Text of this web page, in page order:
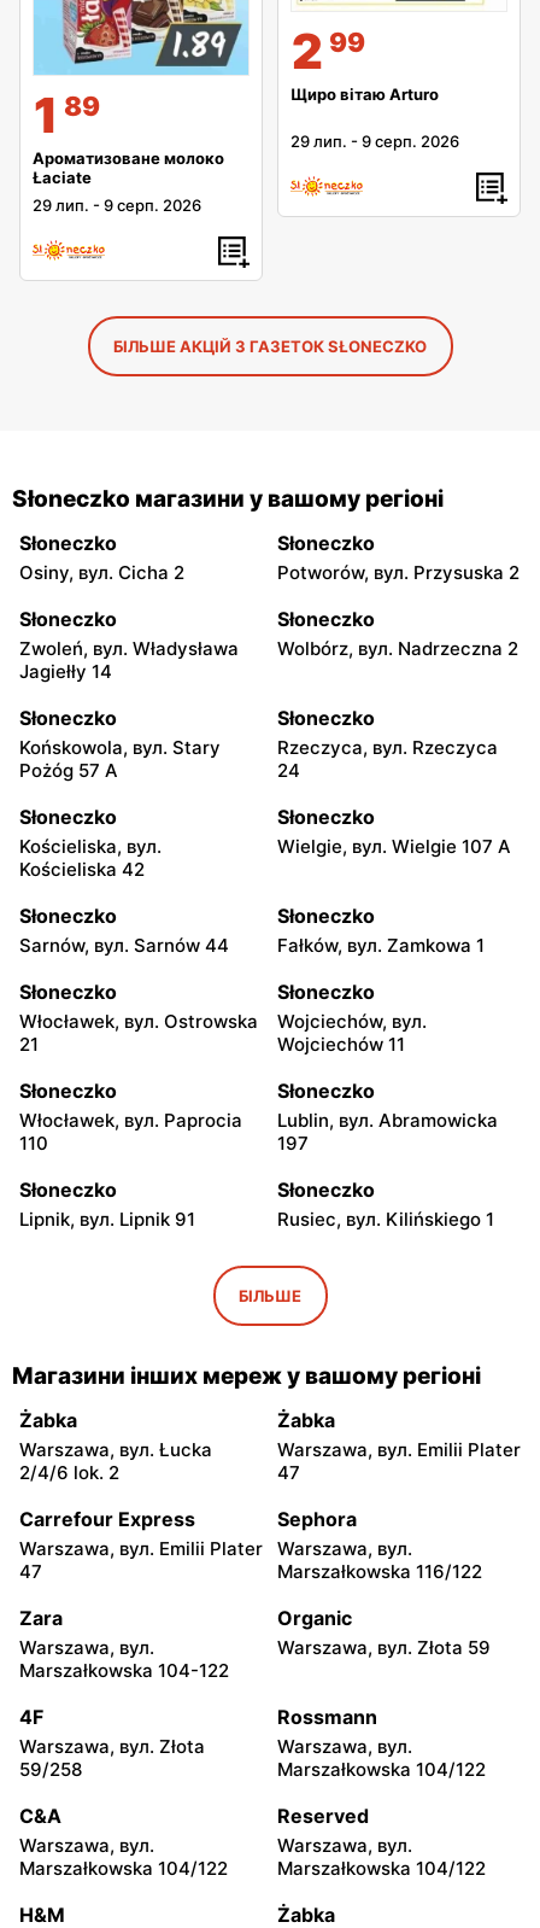
1 89
Ароматизоване молоко
Łaciate
29 лип. -9 серп. 2026
2 99
Щиро вітаю Arturo
29 лип. -9 серп. 2026
БІЛЬШЕ АКЦІЙ З ГАЗЕТОК SŁONECZKO
Słoneczko магазини у вашому регіоні
Słoneczko
Osiny, вул. Cicha 2
Słoneczko
Potworów, вул. Przysuska 2
Słoneczko
Zwoleń, вул. Władysława
Jagiełły 14
Słoneczko
Wolbórz, вул. Nadrzeczna 2
Słoneczko
Końskowola, вул. Stary
Pożóg 57 A
Słoneczko
Rzeczyca, вул. Rzeczyca
24
Słoneczko
Kościeliska, вул.
Kościeliska 42
Słoneczko
Wielgie, вул. Wielgie 107 A
Słoneczko
Sarnów, вул. Sarnów 44
Słoneczko
Fałków, вул. Zamkowa 1
Słoneczko
Włocławek, вул. Ostrowska
21
Słoneczko
Wojciechów, вул.
Wojciechów 11
Słoneczko
Włocławek, вул. Paprocia
110
Słoneczko
Lublin, вул. Abramowicka
197
Słoneczko
Lipnik, вул. Lipnik 91
Słoneczko
Rusiec, вул. Kilińskiego 1
Wola Wiązowa, вул. Wola
Słoneczko
Dworszowice Pakoszowe,
вул. Długa 25
Słoneczko
Tysiąclecia 13
Klimontów, вул. Rynek 20
Słoneczko
12
Słoneczko
Słoneczko
Raczyńskiego 8
Słoneczko
Śródwiejska 23
Słoneczko Słoneczko
Słoneczko
Mykanów, вул. Słoneczna 2
Słoneczko
Wieluń, вул. Sieniec 80 D
Słoneczko
Lututów, вул. Huta 50 A
Słoneczko
Baranów Sandomierski,
вул. Rynek 18
Słoneczko Słoneczko
БІЛЬШЕ
Магазини інших мереж у вашому регіоні
Żabka
Warszawa, вул. Łucka
2/4/6 lok. 2
Żabka
Warszawa, вул. Emilii Plater
47
Carrefour Express
Warszawa, вул. Emilii Plater
47
Sephora
Warszawa, вул.
Marszałkowska 116/122
Zara
Warszawa, вул.
Marszałkowska 104-122
Organic
Warszawa, вул. Złota 59
4F
Warszawa, вул. Złota
59/258
Rossmann
Warszawa, вул.
Marszałkowska 104/122
C&A
Warszawa, вул.
Marszałkowska 104/122
Reserved
Warszawa, вул.
Marszałkowska 104/122
H&M Żabka